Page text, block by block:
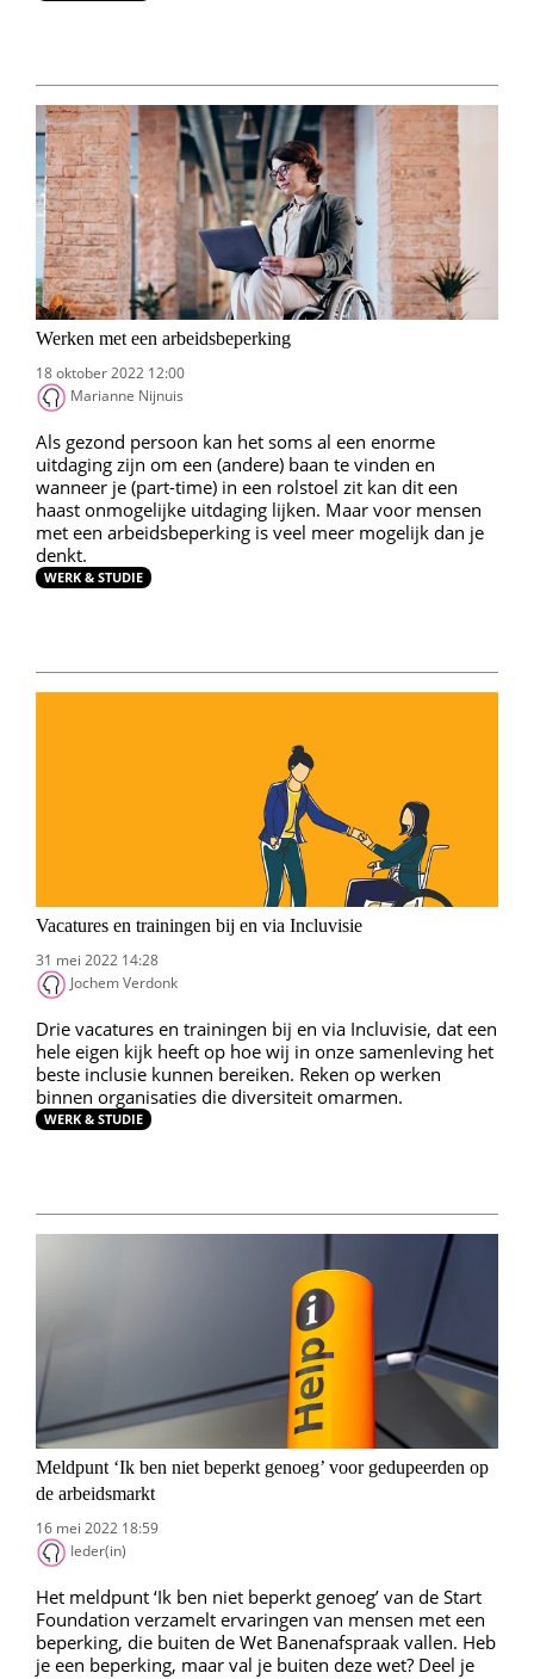
Werken met een arbeidsbeperking
18 oktober 2022 12:00
Marianne Nijnuis
Als gezond persoon kan het soms al een enorme
uitdaging zijn om een (andere) baan te vinden en
wanneer je (part-time) in een rolstoel zit kan dit een
haast onmogelijke uitdaging lijken. Maar voor mensen
met een arbeidsbeperking is veel meer mogelijk dan je
denkt.
WERK & STUDIE
Vacatures en trainingen bij en via Incluvisie
31 mei 2022 14:28
Jochem Verdonk
Drie vacatures en trainingen bij en via Incluvisie, dat een
hele eigen kijk heeft op hoe wij in onze samenleving het
beste inclusie kunnen bereiken. Reken op werken
binnen organisaties die diversiteit omarmen.
WERK & STUDIE
Meldpunt ‘Ik ben niet beperkt genoeg’ voor gedupeerden op
de arbeidsmarkt
16 mei 2022 18:59
Ieder(in)
Het meldpunt ‘Ik ben niet beperkt genoeg’ van de Start
Foundation verzamelt ervaringen van mensen met een
beperking, die buiten de Wet Banenafspraak vallen. Heb
je een beperking, maar val je buiten deze wet? Deel je